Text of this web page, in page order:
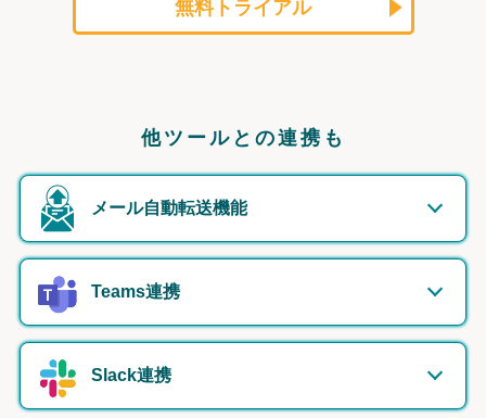
無料トライアル
他ツールとの連携も
メール自動転送機能
Teams連携
Slack連携